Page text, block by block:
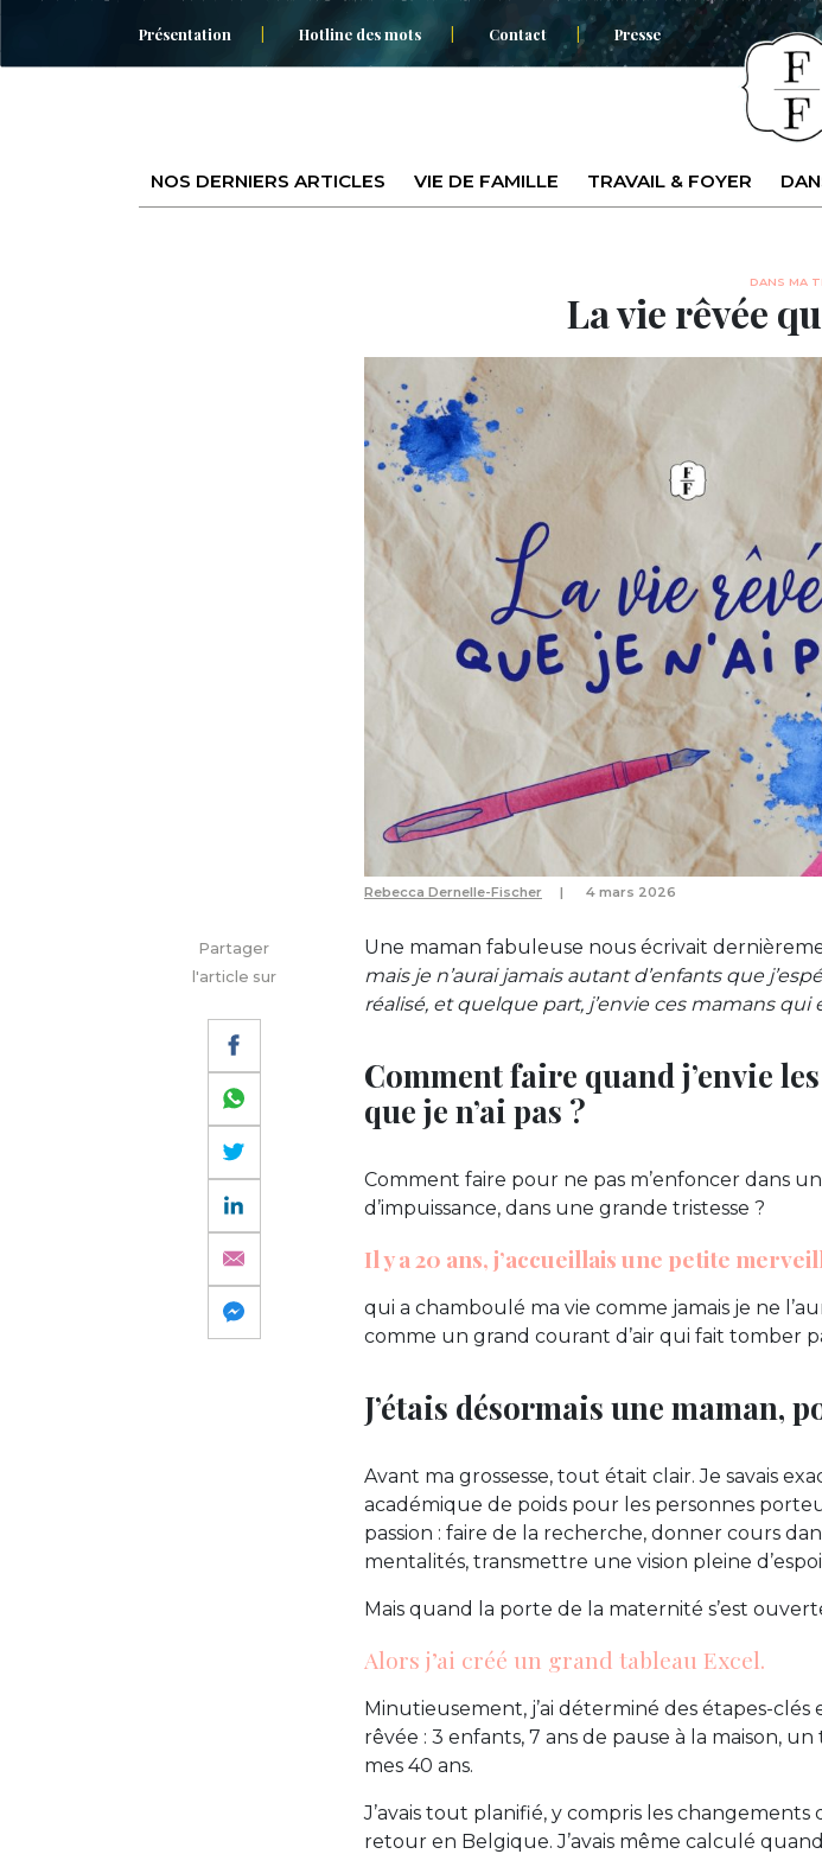
Présentation Hotline des mots Contact Presse
NOS DERNIERS ARTICLES VIE DE FAMILLE TRAVAIL & FOYER
DANS MA
La vie rêvée
Rebecca Dernelle-Fischer 4 mars 2026
Partager
l'article sur
Une maman fabuleuse nous écrivait
mais je n’aurai jamais autant d’enfants que
réalisé, et quelque part, j’envie ces mamans
Comment faire quand j’envie
que je n’ai pas ?
Comment faire pour ne pas m’enfoncer dans
d’impuissance, dans une grande tristesse ?
Il y a 20 ans, j’accueillais une petite
qui a chamboulé ma vie comme jamais je ne
comme un grand courant d’air qui fait tomber
J’étais désormais une maman,
Avant ma grossesse, tout était clair. Je savais
académique de poids pour les personnes
passion : faire de la recherche, donner cours
mentalités, transmettre une vision pleine
Mais quand la porte de la maternité s’est
Alors j’ai créé un grand tableau Excel.
Minutieusement, j’ai déterminé des étapes-
rêvée : 3 enfants, 7 ans de pause à la maison,
mes 40 ans.
J’avais tout planifié, y compris les
retour en Belgique. J’avais même calculé